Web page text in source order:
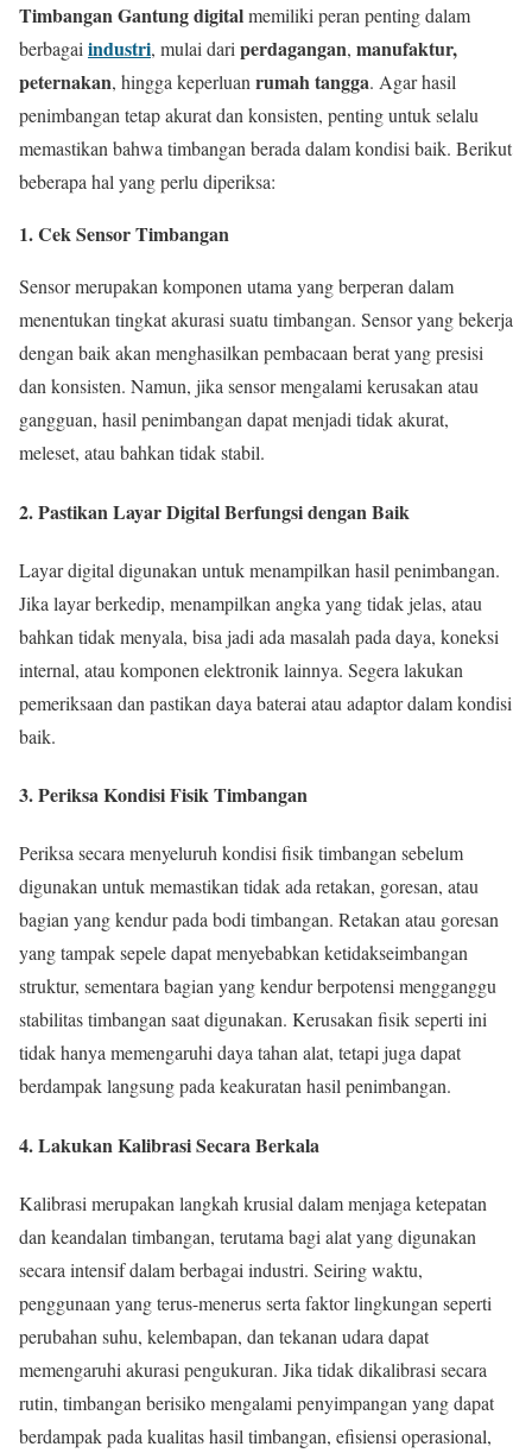
Timbangan Gantung digitalmemiliki peran penting dalam
berbagaiindustri, mulai dariperdagangan, manufaktur,
peternakan, hingga keperluanrumah tangga. Agar hasil
penimbangan tetap akurat dan konsisten, penting untuk selalu
memastikan bahwa timbangan berada dalam kondisi baik. Berikut
beberapa hal yang perlu diperiksa:
1. Cek Sensor Timbangan
Sensor merupakan komponen utama yang berperan dalam
menentukan tingkat akurasi suatu timbangan. Sensor yang bekerja
dengan baik akan menghasilkan pembacaan berat yang presisi
dan konsisten. Namun, jika sensor mengalami kerusakan atau
gangguan, hasil penimbangan dapat menjadi tidak akurat,
meleset, atau bahkan tidak stabil.
2. Pastikan Layar Digital Berfungsi dengan Baik
Layar digital digunakan untuk menampilkan hasil penimbangan.
Jika layar berkedip, menampilkan angka yang tidak jelas, atau
bahkan tidak menyala, bisa jadi ada masalah pada daya, koneksi
internal, atau komponen elektronik lainnya. Segera lakukan
pemeriksaan dan pastikan daya baterai atau adaptor dalam kondisi
baik.
3. Periksa Kondisi Fisik Timbangan
Periksa secara menyeluruh kondisi fisik timbangan sebelum
digunakan untuk memastikan tidak ada retakan, goresan, atau
bagian yang kendur pada bodi timbangan. Retakan atau goresan
yang tampak sepele dapat menyebabkan ketidakseimbangan
struktur, sementara bagian yang kendur berpotensi mengganggu
stabilitas timbangan saat digunakan. Kerusakan fisik seperti ini
tidak hanya memengaruhi daya tahan alat, tetapi juga dapat
berdampak langsung pada keakuratan hasil penimbangan.
4. Lakukan Kalibrasi Secara Berkala
Kalibrasi merupakan langkah krusial dalam menjaga ketepatan
dan keandalan timbangan, terutama bagi alat yang digunakan
secara intensif dalam berbagai industri. Seiring waktu,
penggunaan yang terus-menerus serta faktor lingkungan seperti
perubahan suhu, kelembapan, dan tekanan udara dapat
memengaruhi akurasi pengukuran. Jika tidak dikalibrasi secara
rutin, timbangan berisiko mengalami penyimpangan yang dapat
berdampak pada kualitas hasil timbangan, efisiensi operasional,